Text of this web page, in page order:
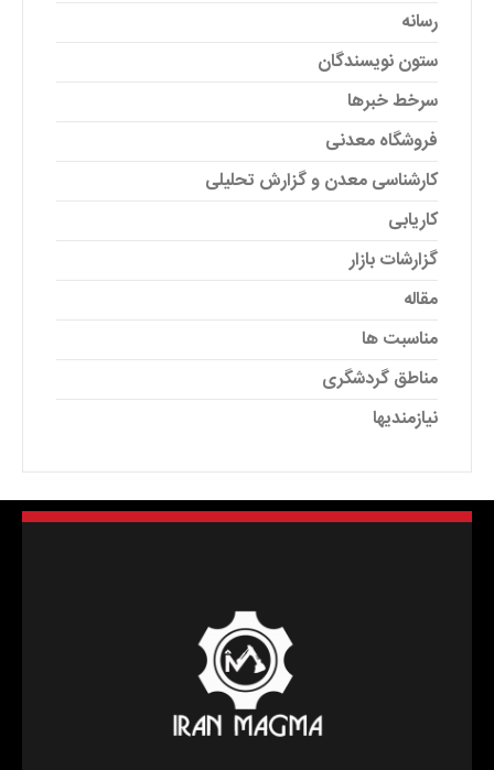
رسانه
ستون نویسندگان
سرخط خبرها
فروشگاه معدنی
کارشناسی معدن و گزارش تحلیلی
کاریابی
گزارشات بازار
مقاله
مناسبت ها
مناطق گردشگری
نیازمندیها